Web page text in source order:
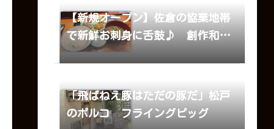
【新規オープン】佐倉の協業地帯
で新鮮お刺身に舌鼓♪ 創作和
食・定食 あお
「飛ばねえ豚はただの豚だ」松戸
のポルコ フライングピッグ